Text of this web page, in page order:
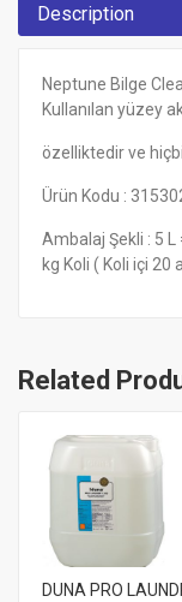
Description
Neptune Bilge
Kullanılan yüzey
özelliktedir ve
Ürün Kodu :
Ambalaj Şekli : 5 L
kg Koli ( Koli içi 20
Related
DUNA PRO